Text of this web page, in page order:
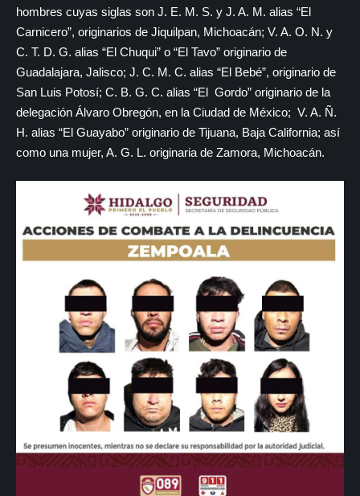
hombres cuyas siglas son J. E. M. S. y J. A. M. alias “El
Carnicero”, originarios de Jiquilpan, Michoacán; V. A. O. N. y
C. T. D. G. alias “El Chuqui” o “El Tavo” originario de
Guadalajara, Jalisco; J. C. M. C. alias “El Bebé”, originario de
San Luis Potosí; C. B. G. C. alias “El Gordo” originario de la
delegación Álvaro Obregón, en la Ciudad de México; V. A. Ñ.
H. alias “El Guayabo” originario de Tijuana, Baja California; así
como una mujer, A. G. L. originaria de Zamora, Michoacán.